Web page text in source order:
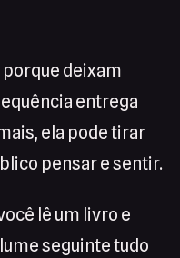
deixam
entrega
ela pode tirar
pensar e sentir.
lê um livro e
seguinte tudo